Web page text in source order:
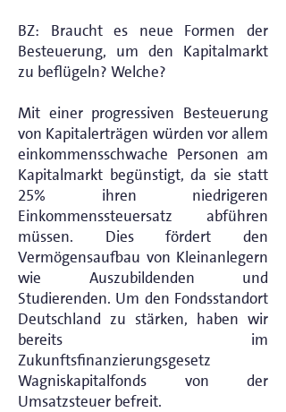
BZ: Braucht es neue Formen der
Besteuerung, um den Kapitalmarkt
zu beflügeln? Welche?
Mit einer progressiven Besteuerung
von Kapitalerträgen würden vor allem
einkommensschwache Personen am
Kapitalmarkt begünstigt, da sie statt
25% ihren niedrigeren
Einkommenssteuersatz abführen
müssen. Dies fördert den
Vermögensaufbau von Kleinanlegern
wie Auszubildenden und
Studierenden. Um den Fondsstandort
Deutschland zu stärken, haben wir
bereits im
Zukunftsfinanzierungsgesetz
Wagniskapitalfonds von der
Umsatzsteuer befreit.